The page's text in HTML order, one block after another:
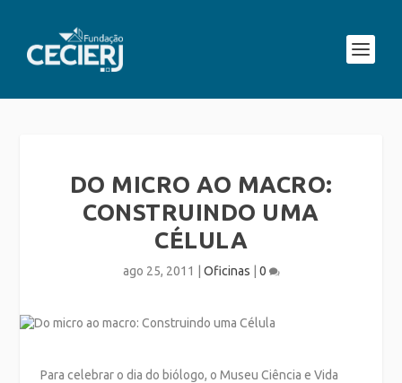
DO MICRO AO MACRO:
CONSTRUINDO UMA
CÉLULA
ago 25, 2011 Oficinas 0
Para celebrar o dia do biólogo, o Museu Ciência e Vida